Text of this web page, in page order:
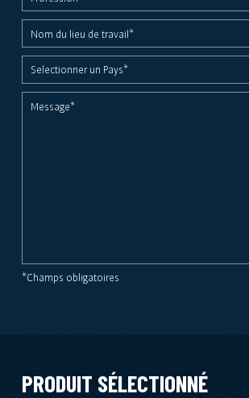
*Champs obligatoires
PRODUIT SÉLECTIONNÉ